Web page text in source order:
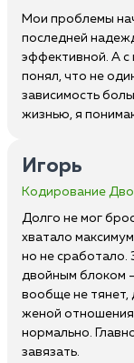
Мои проблемы
последней
эффективной. А
понял, что не
зависимость
жизнью, я
Игорь
Кодирование
Долго не мог
хватало
но не сработало.
двойным блоком
вообще не тянет,
женой отношения
нормально.
завязать.